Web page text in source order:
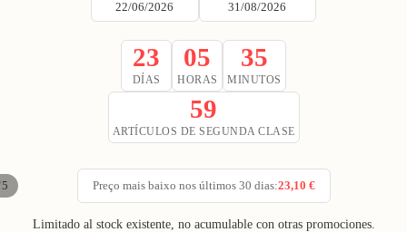
5
OFERTA
22/06/2026 31/08/2026
23
DÍAS
05
HORAS
35
MINUTOS
58
ARTÍCULOS DE SEGUNDA CLASE
Preço mais baixo nos últimos 30 dias:23,10 €
Limitado al stock existente, no acumulable con otras promociones.